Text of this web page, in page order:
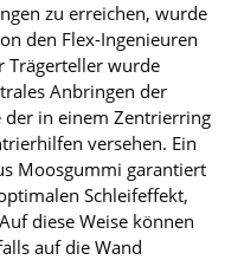
zu erreichen, wurde
den Flex-Ingenieuren
Trägerteller wurde
Anbringen der
der in einem Zentrierring
versehen. Ein
Moosgummi garantiert
Schleifeffekt,
diese Weise können
auf die Wand